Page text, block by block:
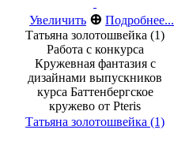
Увеличить ⊕ Подробнее...
Татьяна золотошвейка (1)
Работа с конкурса
Кружевная фантазия с
дизайнами выпускников
курса Баттенбергское
кружево от Pteris
Татьяна золотошвейка (1)